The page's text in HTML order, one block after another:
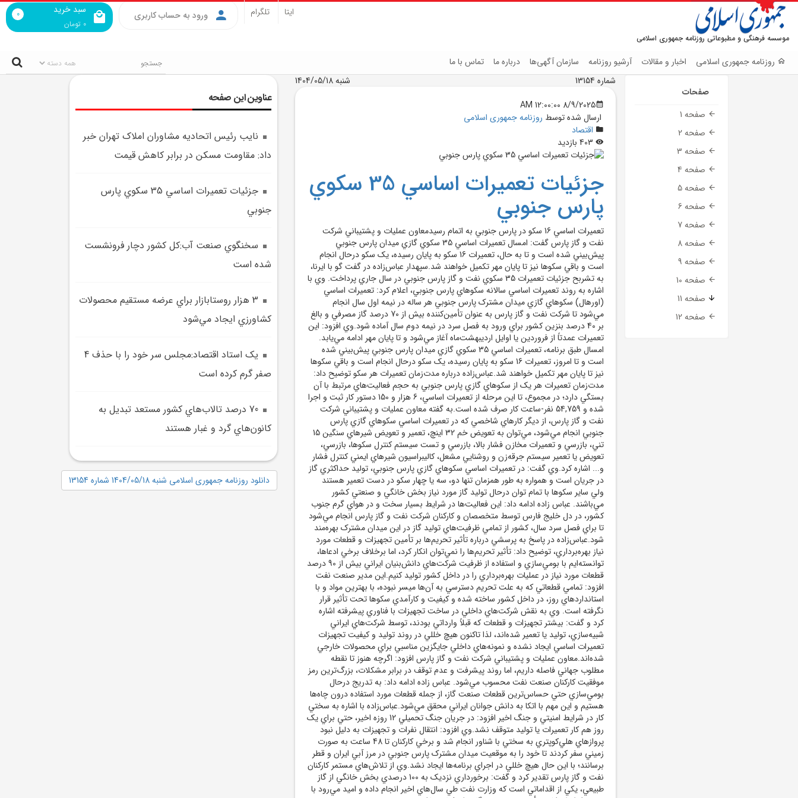
موسسه فرهنگی و مطبوعاتی روزنامه جمهوری اسلامی
سبد خرید
0 تومان
0 ورود به حساب کاربری ایتا تلگرام
روزنامه جمهوری اسلامی اخبار و مقالات آرشیو روزنامه سازمان آگهی‌ها درباره ما تماس با ما
صفحات
صفحه 1
صفحه 2
صفحه 3
صفحه 4
صفحه 5
صفحه 6
صفحه 7
صفحه 8
صفحه 9
صفحه 10
صفحه 11
صفحه 12
شماره 13154
شنبه 1404/05/18
8/9/2025 12:00:00 AM
ارسال شده توسط روزنامه جمهوری اسلامی
اقتصاد
جزئيات تعميرات اساسي 35 سکوي
پارس جنوبي
تعميرات اساسي 16 سکو در پارس جنوبي به اتمام رسيدمعاون عمليات و پشتيباني شرکت
نفت و گاز پارس گفت: امسال تعميرات اساسي 35 سکوي گازي ميدان پارس جنوبي
پيش‌بيني شده است و تا به حال، تعميرات 16 سکو به پايان رسيده، يک سکو درحال انجام
است و باقي سکوها نيز تا پايان مهر تکميل خواهند شد.سپهدار عباس‌زاده در گفت گو با ايرنا،
به تشربح جزئيات تعميرات 35 سکوي نفت و گاز پارس جنوبي در سال جاري پرداخت. وي با
اشاره به روند تعميرات اساسي سالانه سکوهاي پارس جنوبي، اعلام کرد: تعميرات اساسي
(اورهال) سکوهاي گازي ميدان مشترک پارس جنوبي هر ساله در نيمه اول سال انجام
مي‌شود تا شرکت نفت و گاز پارس به عنوان تأمين‌کننده بيش از 70 درصد گاز مصرفي و بالغ
بر 40 درصد بنزين کشور براي ورود به فصل سرد در نيمه دوم سال آماده شود.وي افزود: اين
تعميرات عمدتاً از فروردين يا اوايل ارديبهشت‌ماه آغاز مي‌شود و تا پايان مهر ادامه مي‌يابد.
امسال طبق برنامه، تعميرات اساسي 35 سکوي گازي ميدان پارس جنوبي پيش‌بيني شده
است و تا امروز، تعميرات 16 سکو به پايان رسيده، يک سکو درحال انجام است و باقي سکوها
نيز تا پايان مهر تکميل خواهند شد.عباس‌زاده درباره مدت‌زمان تعميرات هر سکو توضيح داد:
مدت‌زمان تعميرات هر يک از سکوهاي گازي پارس جنوبي به حجم فعاليت‌هاي مرتبط با آن
بستگي دارد؛ در مجموع، تا اين مرحله از تعميرات اساسي، 6 هزار و 150 دستور کار ثبت و اجرا
شده و 54,759 نفر-ساعت کار صرف شده است.به گفته معاون عمليات و پشتيباني شرکت
نفت و گاز پارس، از ديگر کارهاي شاخصي که در تعميرات اساسي سکوهاي گازي پارس
جنوبي انجام مي‌شود، مي‌توان به تعويض خم 32 اينچ، تعمير و تعويض شيرهاي سنگين 15
تني، بازرسي و تعميرات مخازن فشار بالا، بازرسي و تست سيستم کنترل سکوها، بازرسي،
تعويض يا تعمير سيستم جرقه‌زن و روشنايي مشعل، کاليبراسيون شيرهاي ايمني کنترل فشار
و... اشاره کرد.وي گفت: در تعميرات اساسي سکوهاي گازي پارس جنوبي، توليد حداکثري گاز
در جريان است و همواره به طور همزمان تنها دو، سه يا چهار سکو در دست تعمير هستند
ولي ساير سکوها با تمام توان درحال توليد گاز مورد نياز بخش خانگي و صنعتي کشور
مي‌باشند. عباس زاده ادامه داد: اين فعاليت‌ها در شرايط بسيار سخت و در هواي گرم جنوب
کشور، در دل خليج فارس توسط متخصصان و کارکنان شرکت نفت و گاز پارس انجام مي‌شود
تا براي فصل سرد سال، کشور از تمامي ظرفيت‌هاي توليد گاز در اين ميدان مشترک بهره‌مند
شود.عباس‌زاده در پاسخ به پرسشي درباره تأثير تحريم‌ها بر تأمين تجهيزات و قطعات مورد
نياز بهره‌برداري، توضيح داد: تأثير تحريم‌ها را نمي‌توان انکار کرد، اما برخلاف برخي ادعاها،
توانسته‌ايم با بومي‌سازي و استفاده از ظرفيت شرکت‌هاي دانش‌بنيان ايراني بيش از 90 درصد
قطعات مورد نياز در عمليات بهره‌برداري را در داخل کشور توليد کنيم.اين مدير صنعت نفت
افزود: تمامي قطعاتي که به علت تحريم دسترسي به آن‌ها ميسر نبوده، با بهترين مواد و با
استانداردهاي روز، در داخل کشور ساخته شده و کيفيت و کارآمدي سکوها تحت تأثير قرار
نگرفته است. وي به نقش شرکت‌هاي داخلي در ساخت تجهيزات با فناوري پيشرفته اشاره
کرد و گفت: بيشتر تجهيزات و قطعات که قبلاً وارداتي بودند، توسط شرکت‌هاي ايراني
شبيه‌سازي، توليد يا تعمير شده‌اند، لذا تاکنون هيچ خللي در روند توليد و کيفيت تجهيزات
تعميرات اساسي ايجاد نشده و نمونه‌هاي داخلي جايگزين مناسبي براي محصولات خارجي
شده‌اند.معاون عمليات و پشتيباني شرکت نفت و گاز پارس افزود: اگرچه هنوز تا نقطه
مطلوب جهاني فاصله داريم، اما روند پيشرفت و عدم توقف در برابر مشکلات، بزرگ‌ترين رمز
موفقيت کارکنان صنعت نفت محسوب مي‌شود. عباس زاده ادامه داد: به تدريج درحال
بومي‌سازي حتي حساس‌ترين قطعات صنعت گاز، از جمله قطعات مورد استفاده درون چاه‌ها
هستيم و اين مهم با اتکا به دانش جوانان ايراني محقق مي‌شود.عباس‌زاده با اشاره به سختي
کار در شرايط امنيتي و جنگ اخير افزود: در جريان جنگ تحميلي 12 روزه اخير، حتي براي يک
روز هم کار تعميرات يا توليد متوقف نشد.وي افزود: انتقال نفرات و تجهيزات به دليل نبود
پروازهاي هلي‌کوپتري به سختي با شناور انجام شد و برخي کارکنان تا 48 ساعت به صورت
زميني سفر کردند تا خود را به موقعيت ميدان مشترک پارس جنوبي در مرز آبي ايران و قطر
برسانند؛ با اين حال هيچ خللي در اجراي برنامه‌ها ايجاد نشد.وي از تلاش‌هاي مستمر کارکنان
نفت و گاز پارس تقدير کرد و گفت: برخورداري نزديک به 100 درصدي بخش خانگي از گاز
طبيعي، يکي از اقداماتي است که وزارت نفت طي سال‌هاي اخير انجام داده و اميد مي‌رود با
عناوین این صفحه
نايب رئيس اتحاديه مشاوران املاک تهران خبر
داد: مقاومت مسکن در برابر کاهش قيمت
جزئيات تعميرات اساسي 35 سکوي پارس
جنوبي
سخنگوي صنعت آب:کل کشور دچار فرونشست
شده است
3 هزار روستابازار براي عرضه مستقيم محصولات
کشاورزي ايجاد مي‌شود
يک استاد اقتصاد:مجلس سر خود را با حذف 4
صفر گرم کرده است
70 درصد تالاب‌هاي کشور مستعد تبديل به
کانون‌هاي گرد و غبار هستند
دانلود روزنامه جمهوری اسلامی شنبه 1404/05/18 شماره 13154